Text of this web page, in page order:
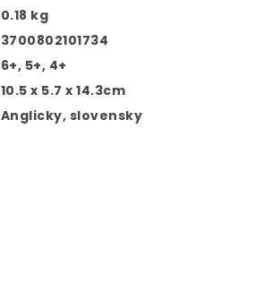
0.18 kg
3700802101734
6+, 5+, 4+
10.5 x 5.7 x 14.3cm
Anglicky, slovensky